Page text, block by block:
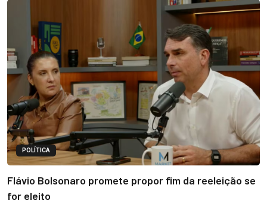
POLÍTICA
Flávio Bolsonaro promete propor fim da reeleição se
for eleito